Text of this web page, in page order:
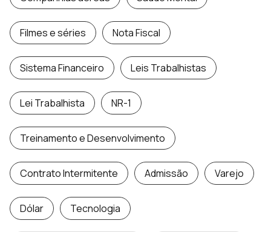
Filmes e séries Nota Fiscal
Sistema Financeiro Leis Trabalhistas
Lei Trabalhista NR-1
Treinamento e Desenvolvimento
Contrato Intermitente Admissão Varejo
Dólar Tecnologia